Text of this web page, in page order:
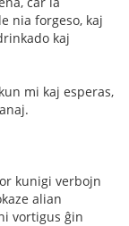
nia forgeso, kaj
kaj
mi kaj esperas,
kunigi verbojn
alian
vortigus ĝin